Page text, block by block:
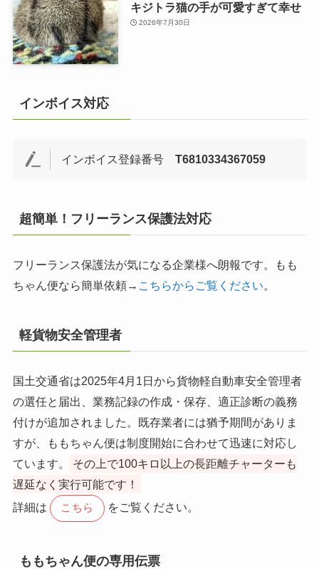
キジトラ猫の手が可愛すぎて幸せ
2026年7月30日
インボイス対応
インボイス登録番号T6810334367059
超簡単！フリーランス保護法対応
フリーランス保護法が気になる企業様へ朗報です。もも
ちゃん便なら簡単依頼→ こちらからご覧ください。
軽貨物安全管理者
国土交通省は2025年4月1日から貨物軽自動車安全管理者
の選任と届出、業務記録の作成・保存、適正診断の義務
付けが追加されました。既存業者には猶予期間がありま
すが、ももちゃん便は制度開始に合わせて迅速に対応し
ています。
その上で100キロ以上の長距離チャーターも
遅延なく実行可能です！
詳細は
こちら をご覧ください。
ももちゃん便の専用伝票